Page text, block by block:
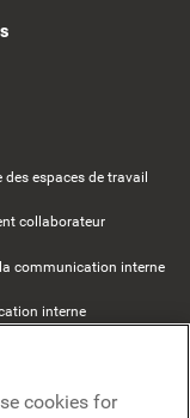
des espaces de travail
collaborateur
communication interne
interne
workplace
cookies for